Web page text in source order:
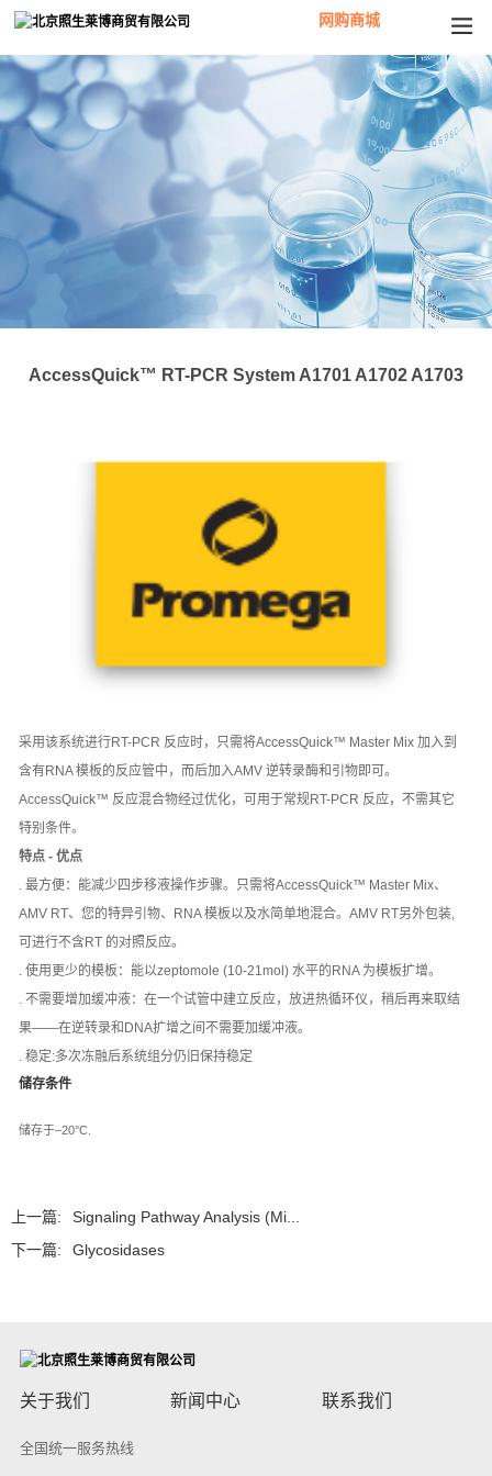
网购商城
AccessQuick™ RT-PCR System A1701 A1702 A1703
采用该系统进行RT-PCR 反应时，只需将AccessQuick™ Master Mix 加入到
含有RNA 模板的反应管中，而后加入AMV 逆转录酶和引物即可。
AccessQuick™ 反应混合物经过优化，可用于常规RT-PCR 反应，不需其它
特别条件。
特点 - 优点
. 最方便：能减少四步移液操作步骤。只需将AccessQuick™ Master Mix、
AMV RT、您的特异引物、RNA 模板以及水简单地混合。AMV RT另外包装,
可进行不含RT 的对照反应。
. 使用更少的模板：能以zeptomole (10-21mol) 水平的RNA 为模板扩增。
. 不需要增加缓冲液：在一个试管中建立反应，放进热循环仪，稍后再来取结
果——在逆转录和DNA扩增之间不需要加缓冲液。
. 稳定:多次冻融后系统组分仍旧保持稳定
储存条件
储存于–20°C.
上一篇:
Signaling Pathway Analysis (Mi...
下一篇:
Glycosidases
关于我们 新闻中心 联系我们
全国统一服务热线